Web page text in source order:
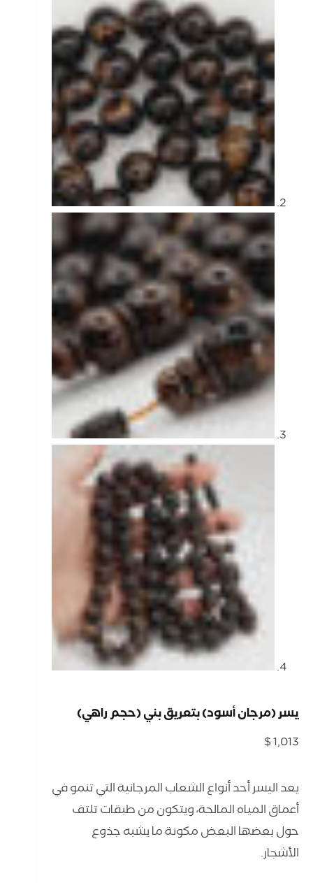
يسر (مرجان أسود) بتعريق بني (حجم راهي)
$1,013
يعد اليسر أحد أنواع الشعاب المرجانية التي تنمو في
أعماق المياه المالحة، ويتكون من طبقات تلتف
حول بعضها البعض مكونة ما يشبه جذوع
الأشجار.